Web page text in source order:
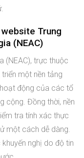
Trung
(NEAC)
(NEAC), trực thuộc
một nền tảng
động của các tổ
cộng. Đồng thời, nền
tra tính xác thực
một cách dễ dàng.
nghị do độ tin